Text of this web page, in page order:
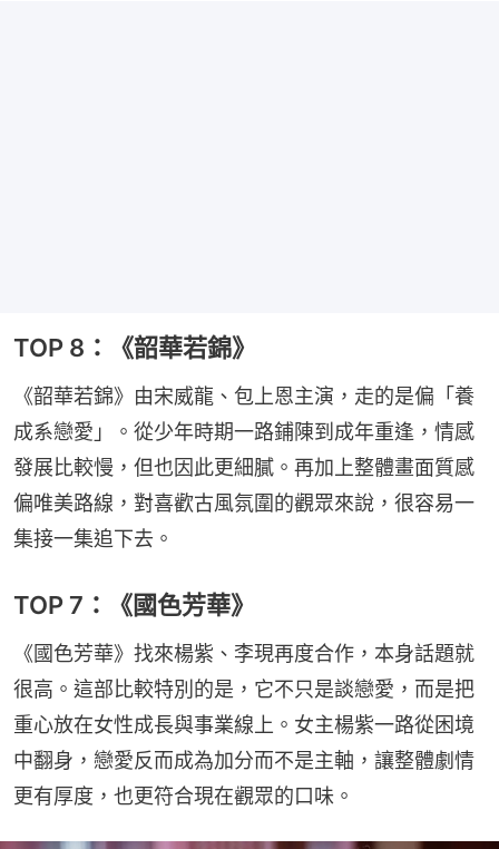
TOP 8：《韶華若錦》
《韶華若錦》由宋威龍、包上恩主演，走的是偏「養
成系戀愛」。從少年時期一路鋪陳到成年重逢，情感
發展比較慢，但也因此更細膩。再加上整體畫面質感
偏唯美路線，對喜歡古風氛圍的觀眾來說，很容易一
集接一集追下去。
TOP 7：《國色芳華》
《國色芳華》找來楊紫、李現再度合作，本身話題就
很高。這部比較特別的是，它不只是談戀愛，而是把
重心放在女性成長與事業線上。女主楊紫一路從困境
中翻身，戀愛反而成為加分而不是主軸，讓整體劇情
更有厚度，也更符合現在觀眾的口味。